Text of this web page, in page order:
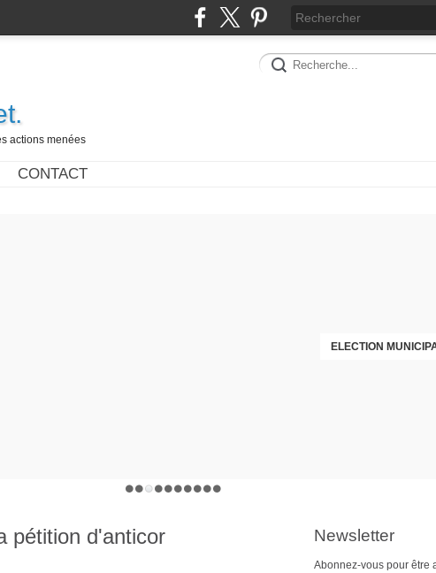
actions menées
CONTACT
ELECTION
pétition d'anticor Newsletter
Abonnez-vous pour être